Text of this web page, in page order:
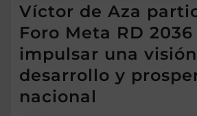
Víctor de Aza
Foro Meta RD 2036
impulsar una
desarrollo y
nacional